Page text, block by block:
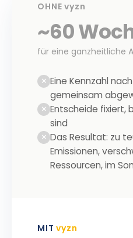
OHNEvyzn
~60
für eine ganzheitliche
✕ Eine Kennzahl
gemeinsam
✕ Entscheide fixiert,
sind
✕ Das Resultat: zu
Emissionen,
Ressourcen, im
MITvyzn